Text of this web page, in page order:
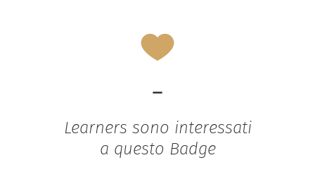
-
Learners sono interessati
a questo Badge